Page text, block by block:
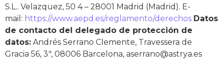
S.L.. Velazquez, 50 4 – 28001 Madrid (Madrid). E-
mail: https://www.aepd.es/reglamento/derechos Datos
de contacto del delegado de protección de
datos: Andrés Serrano Clemente, Travessera de
Gracia 56, 3ª, 08006 Barcelona, aserrano@astrya.es